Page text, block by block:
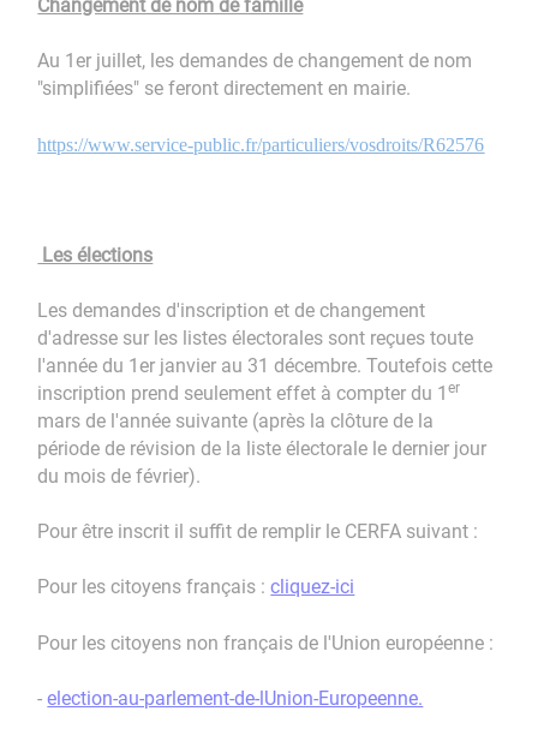
Changement de nom de famille
Au 1er juillet, les demandes de changement de nom
"simplifiées" se feront directement en mairie.
https://www.service-public.fr/particuliers/vosdroits/R62576
Les élections
Les demandes d'inscription et de changement
d'adresse sur les listes électorales sont reçues toute
l'année du 1er janvier au 31 décembre. Toutefois cette
inscription prend seulement effet à compter du 1er
mars de l'année suivante (après la clôture de la
période de révision de la liste électorale le dernier jour
du mois de février).
Pour être inscrit il suffit de remplir le CERFA suivant :
Pour les citoyens français :cliquez-ici
Pour les citoyens non français de l'Union européenne :
-election-au-parlement-de-lUnion-Europeenne.